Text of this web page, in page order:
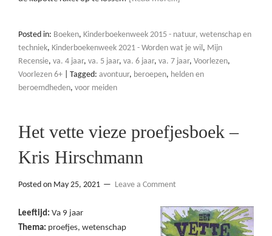
Posted in: Boeken, Kinderboekenweek 2015 - natuur, wetenschap en
techniek, Kinderboekenweek 2021 - Worden wat je wil, Mijn
Recensie, va. 4 jaar, va. 5 jaar, va. 6 jaar, va. 7 jaar, Voorlezen,
Voorlezen 6+
Tagged: avontuur, beroepen, helden en
beroemdheden, voor meiden
Het vette vieze proefjesboek –
Kris Hirschmann
Posted on May 25, 2021 Leave a Comment
Leeftijd: Va 9 jaar
Thema: proefjes, wetenschap